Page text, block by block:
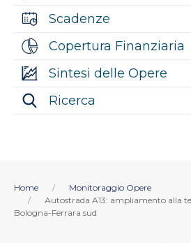
Scadenze
Copertura Finanziaria
Sintesi delle Opere
Ricerca
Home
Monitoraggio Opere
Autostrada A13: ampliamento alla
Bologna-Ferrara sud